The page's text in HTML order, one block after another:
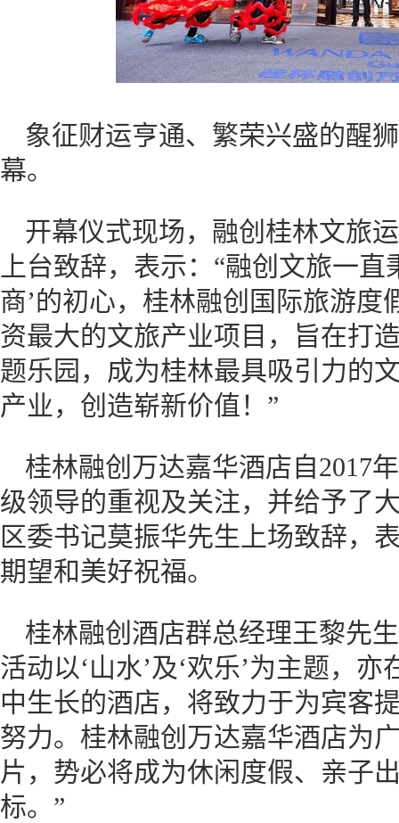
象征财运亨通、繁荣兴盛的醒
幕。
开幕仪式现场，融创桂林文旅
上台致辞，表示：“融创文旅一
商’的初心，桂林融创国际旅游
资最大的文旅产业项目，旨在打
题乐园，成为桂林最具吸引力的
产业，创造崭新价值！”
桂林融创万达嘉华酒店自2017
级领导的重视及关注，并给予了
区委书记莫振华先生上场致辞，
期望和美好祝福。
桂林融创酒店群总经理王黎先
活动以‘山水’及‘欢乐’为主题，
中生长的酒店，将致力于为宾客
努力。桂林融创万达嘉华酒店为
片，势必将成为休闲度假、亲子
标。”